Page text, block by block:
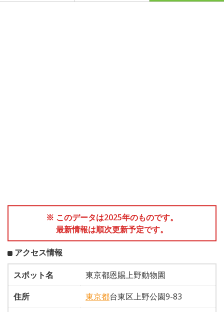
※ このデータは2025年のものです。
最新情報は順次更新予定です。
アクセス情報
スポット名
東京都恩賜上野動物園
住所
東京都台東区上野公園9-83